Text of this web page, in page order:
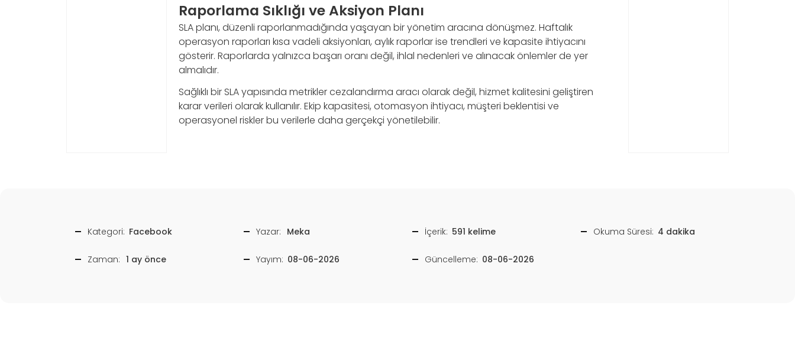
Raporlama Sıklığı ve Aksiyon Planı
SLA planı, düzenli raporlanmadığında yaşayan bir yönetim aracına dönüşmez. Haftalık
operasyon raporları kısa vadeli aksiyonları, aylık raporlar ise trendleri ve kapasite ihtiyacını
gösterir. Raporlarda yalnızca başarı oranı değil, ihlal nedenleri ve alınacak önlemler de yer
almalıdır.
Sağlıklı bir SLA yapısında metrikler cezalandırma aracı olarak değil, hizmet kalitesini geliştiren
karar verileri olarak kullanılır. Ekip kapasitesi, otomasyon ihtiyacı, müşteri beklentisi ve
operasyonel riskler bu verilerle daha gerçekçi yönetilebilir.
Kategori: Facebook Yazar: Meka İçerik: 591 kelime Okuma Süresi: 4 dakika
Zaman: 1 ay önce Yayım: 08-06-2026 Güncelleme: 08-06-2026